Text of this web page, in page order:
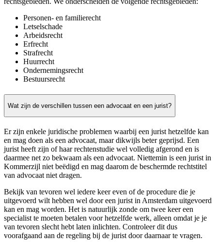
Personen- en familierecht
Letselschade
Arbeidsrecht
Erfrecht
Strafrecht
Huurrecht
Ondernemingsrecht
Bestuursrecht
Wat zijn de verschillen tussen een advocaat en een jurist?
Er zijn enkele juridische problemen waarbij een jurist hetzelfde kan
en mag doen als een advocaat, maar dikwijls beter geprijsd. Een
jurist heeft zijn of haar rechtenstudie wel volledig afgerond en is
daarmee net zo bekwaam als een advocaat. Niettemin is een jurist in
Kommerzijl niet beëdigd en mag daarom de beschermde rechtstitel
van advocaat niet dragen.
Bekijk van tevoren wel iedere keer even of de procedure die je
uitgevoerd wilt hebben wel door een jurist in Amsterdam uitgevoerd
kan en mag worden. Het is natuurlijk zonde om twee keer een
specialist te moeten betalen voor hetzelfde werk, alleen omdat je je
van tevoren slecht hebt laten inlichten. Controleer dit dus
voorafgaand aan de regeling bij de jurist door daarnaar te vragen.